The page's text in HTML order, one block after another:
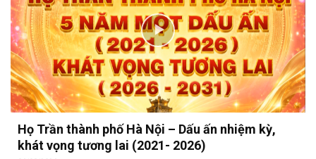
Họ Trần thành phố Hà Nội – Dấu ấn nhiệm kỳ,
khát vọng tương lai (2021- 2026)